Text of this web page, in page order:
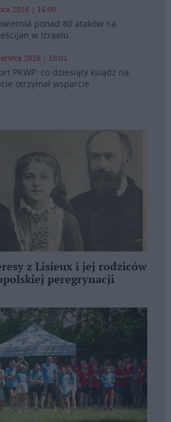
2026 | 14:00
ponad 80 ataków na
w Izraelu
2026 | 16:01
PKWP: co dziesiąty ksiądz na
otrzymał wsparcie
z Lisieux i jej rodziców
peregrynacji